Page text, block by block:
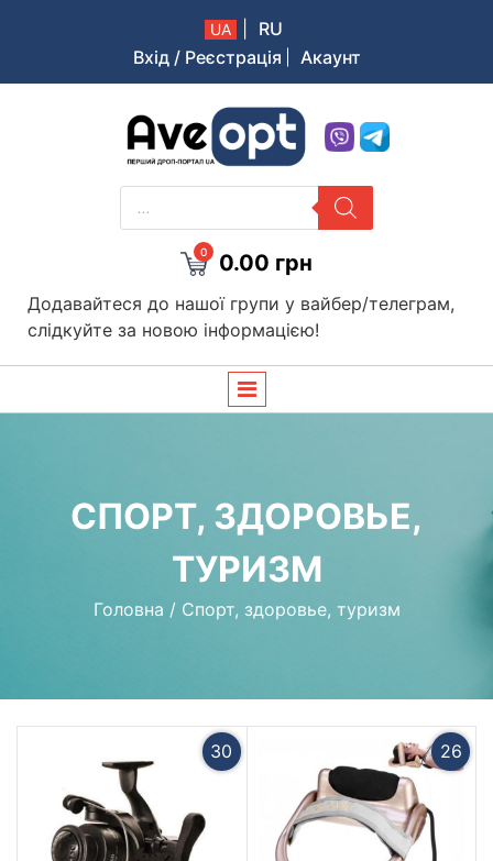
UA
RU
Вхід / Реєстрація
Акаунт
Aveopt – оптова дропшипінг платформа в Україні
PRODUCTS
SEARCH
0 0.00 грн
Додавайтеся до нашої групи у вайбер/телеграм,
слідкуйте за новою інформацією!
СПОРТ, ЗДОРОВЬЕ,
ТУРИЗМ
Головна / Спорт, здоровье, туризм
30 26